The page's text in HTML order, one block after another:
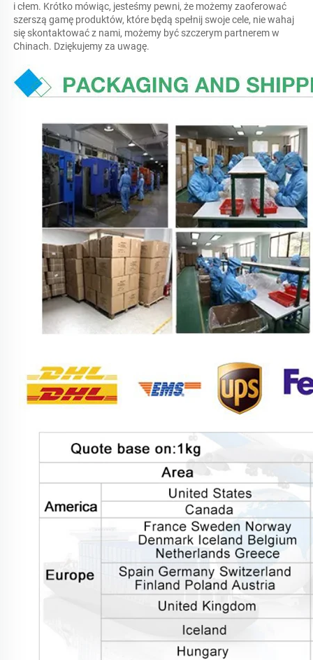
i cłem. Krótko mówiąc, jesteśmy pewni, że możemy zaoferować
szerszą gamę produktów, które będą spełnij swoje cele, nie wahaj
się skontaktować z nami, możemy być szczerym partnerem w
Chinach. Dziękujemy za uwagę.